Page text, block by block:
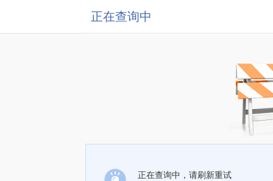
正在查询中
正在查询中，请刷新重试